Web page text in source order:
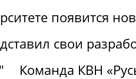
появится
свои
Команда КВН